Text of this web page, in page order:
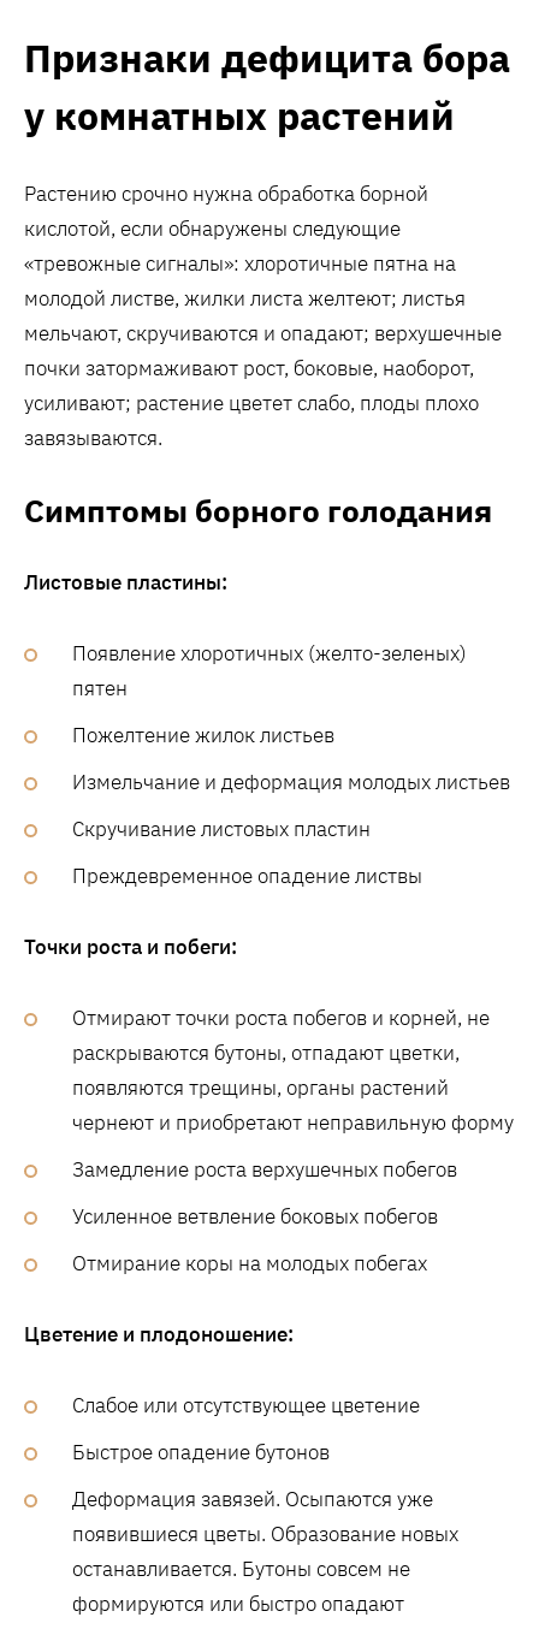
Признаки дефицита бора
у комнатных растений
Растению срочно нужна обработка борной
кислотой, если обнаружены следующие
«тревожные сигналы»: хлоротичные пятна на
молодой листве, жилки листа желтеют; листья
мельчают, скручиваются и опадают; верхушечные
почки затормаживают рост, боковые, наоборот,
усиливают; растение цветет слабо, плоды плохо
завязываются.
Симптомы борного голодания
Листовые пластины:
Появление хлоротичных (желто-зеленых)
пятен
Пожелтение жилок листьев
Измельчание и деформация молодых листьев
Скручивание листовых пластин
Преждевременное опадение листвы
Точки роста и побеги:
Отмирают точки роста побегов и корней, не
раскрываются бутоны, отпадают цветки,
появляются трещины, органы растений
чернеют и приобретают неправильную форму
Замедление роста верхушечных побегов
Усиленное ветвление боковых побегов
Отмирание коры на молодых побегах
Цветение и плодоношение:
Слабое или отсутствующее цветение
Быстрое опадение бутонов
Деформация завязей. Осыпаются уже
появившиеся цветы. Образование новых
останавливается. Бутоны совсем не
формируются или быстро опадают